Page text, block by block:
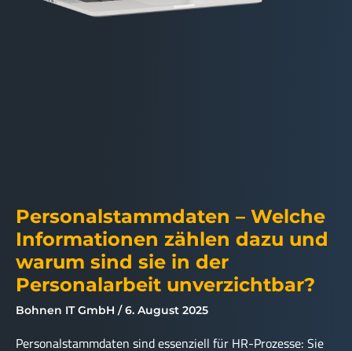
Personalstammdaten – Welche
Informationen zählen dazu und
warum sind sie in der
Personalarbeit unverzichtbar?
Bohnen IT GmbH 6. August 2025
Personalstammdaten sind essenziell für HR-Prozesse: Sie